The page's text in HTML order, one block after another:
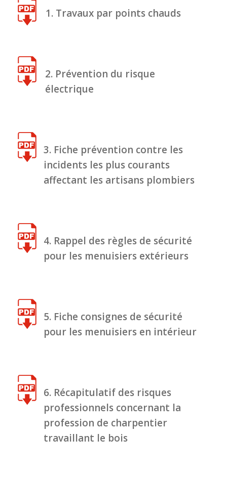
1. Travaux par points chauds
2. Prévention du risque
électrique
3. Fiche prévention contre les
incidents les plus courants
affectant les artisans plombiers
4. Rappel des règles de sécurité
pour les menuisiers extérieurs
5. Fiche consignes de sécurité
pour les menuisiers en intérieur
6. Récapitulatif des risques
professionnels concernant la
profession de charpentier
travaillant le bois